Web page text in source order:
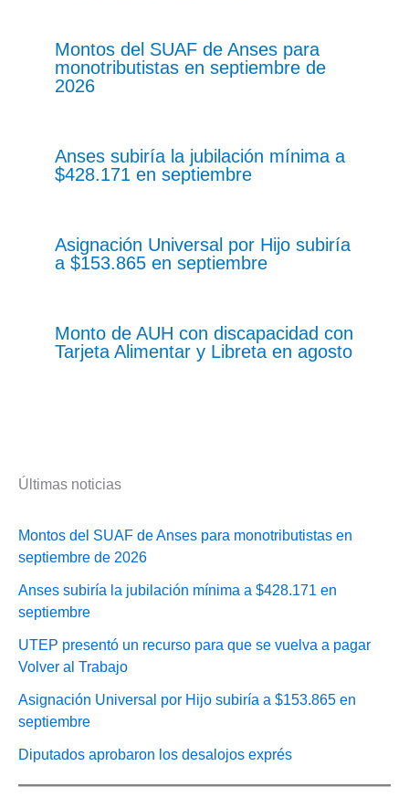
Montos del SUAF de Anses para
monotributistas en septiembre de
2026
Anses subiría la jubilación mínima a
$428.171 en septiembre
Asignación Universal por Hijo subiría
a $153.865 en septiembre
Monto de AUH con discapacidad con
Tarjeta Alimentar y Libreta en agosto
Últimas noticias
Montos del SUAF de Anses para monotributistas en
septiembre de 2026
Anses subiría la jubilación mínima a $428.171 en
septiembre
UTEP presentó un recurso para que se vuelva a pagar
Volver al Trabajo
Asignación Universal por Hijo subiría a $153.865 en
septiembre
Diputados aprobaron los desalojos exprés